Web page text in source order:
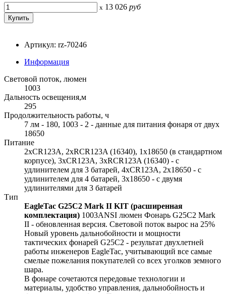
x 13 026 руб
Артикул: rz-70246
Информация
Световой поток, люмен
1003
Дальность освещения,м
295
Продолжительность работы, ч
7 лм - 180, 1003 - 2 - данные для питания фонаря от двух
18650
Питание
2xCR123A, 2xRCR123A (16340), 1x18650 (в стандартном
корпусе), 3xCR123A, 3xRCR123A (16340) - с
удлинителем для 3 батарей, 4xCR123A, 2x18650 - с
удлинителем для 4 батарей, 3x18650 - с двумя
удлинителями для 3 батарей
Тип
EagleTac G25C2 Mark II KIT (расширенная
комплектация) 1003ANSI люмен Фонарь G25C2 Mark
II - обновленная версия. Световой поток вырос на 25%
Новый уровень дальнобойности и мощности
тактических фонарей G25C2 - результат двухлетней
работы инженеров EagleTac, учитывающий все самые
смелые пожелания покупателей со всех уголков земного
шара.
В фонаре сочетаются передовые технологии и
материалы, удобство управления, дальнобойность и